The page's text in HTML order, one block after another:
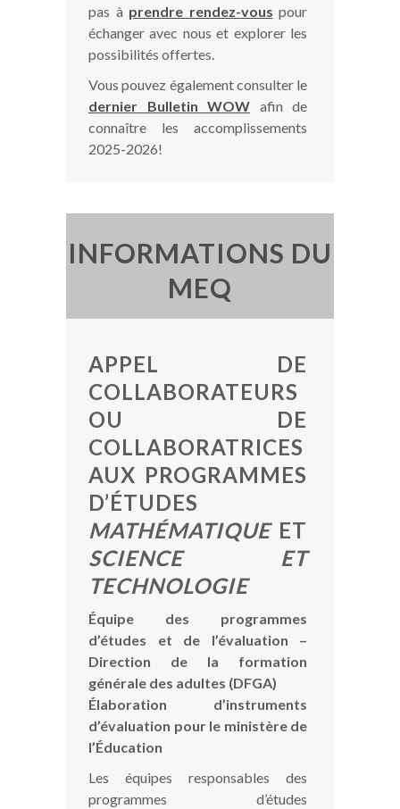
pas à prendre rendez-vous pour
échanger avec nous et explorer les
possibilités offertes.
Vous pouvez également consulter le
dernier Bulletin WOW afin de
connaître les accomplissements
2025-2026!
INFORMATIONS DU
MEQ
APPEL DE
COLLABORATEURS
OU DE
COLLABORATRICES
AUX PROGRAMMES
D’ÉTUDES
MATHÉMATIQUEET
SCIENCE ET
TECHNOLOGIE
Équipe des programmes
d’études et de l’évaluation –
Direction de la formation
générale des adultes (DFGA)
Élaboration d’instruments
d’évaluation pour le ministère de
l’Éducation
Les équipes responsables des
programmes d’études